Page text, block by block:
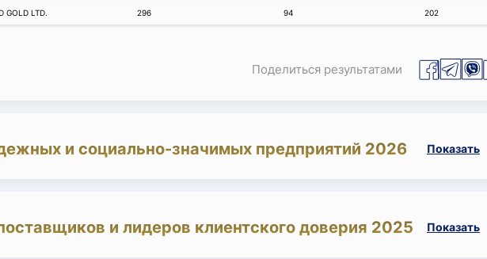
GOLD LTD. 296 94 202
Поделиться результатами
и социально-значимых предприятий 2026 Показать
и лидеров клиентского доверия 2025 Показать